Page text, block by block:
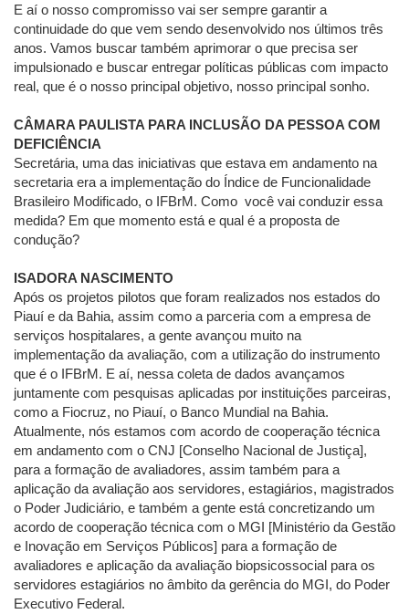
E aí o nosso compromisso vai ser sempre garantir a
continuidade do que vem sendo desenvolvido nos últimos três
anos. Vamos buscar também aprimorar o que precisa ser
impulsionado e buscar entregar políticas públicas com impacto
real, que é o nosso principal objetivo, nosso principal sonho.
CÂMARA PAULISTA PARA INCLUSÃO DA PESSOA COM
DEFICIÊNCIA
Secretária, uma das iniciativas que estava em andamento na
secretaria era a implementação do Índice de Funcionalidade
Brasileiro Modificado, o IFBrM. Como você vai conduzir essa
medida? Em que momento está e qual é a proposta de
condução?
ISADORA NASCIMENTO
Após os projetos pilotos que foram realizados nos estados do
Piauí e da Bahia, assim como a parceria com a empresa de
serviços hospitalares, a gente avançou muito na
implementação da avaliação, com a utilização do instrumento
que é o IFBrM. E aí, nessa coleta de dados avançamos
juntamente com pesquisas aplicadas por instituições parceiras,
como a Fiocruz, no Piauí, o Banco Mundial na Bahia.
Atualmente, nós estamos com acordo de cooperação técnica
em andamento com o CNJ [Conselho Nacional de Justiça],
para a formação de avaliadores, assim também para a
aplicação da avaliação aos servidores, estagiários, magistrados
o Poder Judiciário, e também a gente está concretizando um
acordo de cooperação técnica com o MGI [Ministério da Gestão
e Inovação em Serviços Públicos] para a formação de
avaliadores e aplicação da avaliação biopsicossocial para os
servidores estagiários no âmbito da gerência do MGI, do Poder
Executivo Federal.